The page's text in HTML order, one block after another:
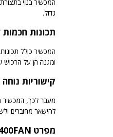
גדול.
תכונות
המכשיר כולל
ומגנה הן על הרכוש
קישוריות
מעבר לכך, המכשיר
להישאר מחוברים
מפרט PROVISION NVR12-16400FAN ואמינות היצרן